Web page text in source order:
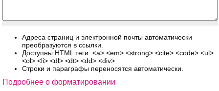
Адреса страниц и электронной почты автоматически
преобразуются в ссылки.
Доступны HTML теги: <a> <em> <strong> <cite> <code> <ul>
<ol> <li> <dl> <dt> <dd> <div>
Строки и параграфы переносятся автоматически.
Подробнее о форматировании